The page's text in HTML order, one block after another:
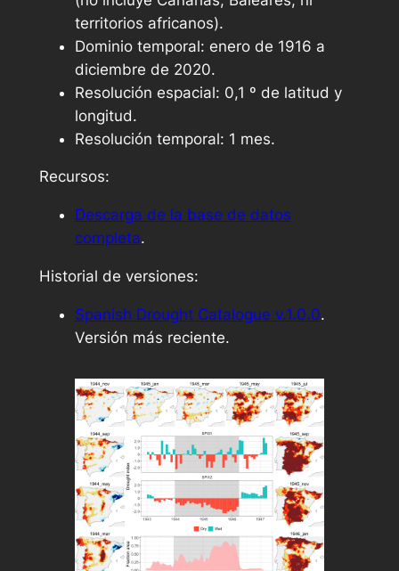
territorios africanos).
Dominio temporal: enero de 1916 a
diciembre de 2020.
Resolución espacial: 0,1 º de latitud y
longitud.
Resolución temporal: 1 mes.
Recursos:
Descarga de la base de datos
completa.
Historial de versiones:
Spanish Drought Catalogue v.1.0.0.
Versión más reciente.